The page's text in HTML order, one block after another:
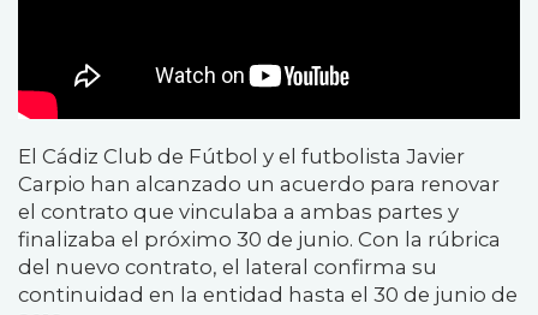
El Cádiz Club de Fútbol y el futbolista Javier
Carpio han alcanzado un acuerdo para renovar
el contrato que vinculaba a ambas partes y
finalizaba el próximo 30 de junio. Con la rúbrica
del nuevo contrato, el lateral confirma su
continuidad en la entidad hasta el 30 de junio de